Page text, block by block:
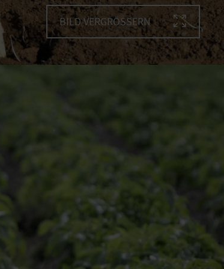
BILD VERGRÖSSERN